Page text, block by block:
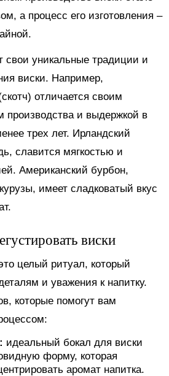
а процесс его изготовления –
свои уникальные традиции и
виски. Например,
отличается своим
производства и выдержкой в
трех лет. Ирландский
славится мягкостью и
Американский бурбон,
имеет сладковатый вкус
виски
целый ритуал, который
и уважения к напитку.
которые помогут вам
идеальный бокал для виски
форму, которая
аромат напитка.